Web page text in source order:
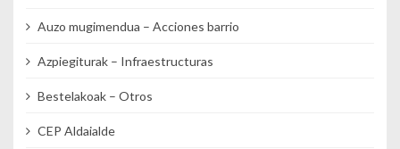
Auzo mugimendua – Acciones barrio
Azpiegiturak – Infraestructuras
Bestelakoak – Otros
CEP Aldaialde